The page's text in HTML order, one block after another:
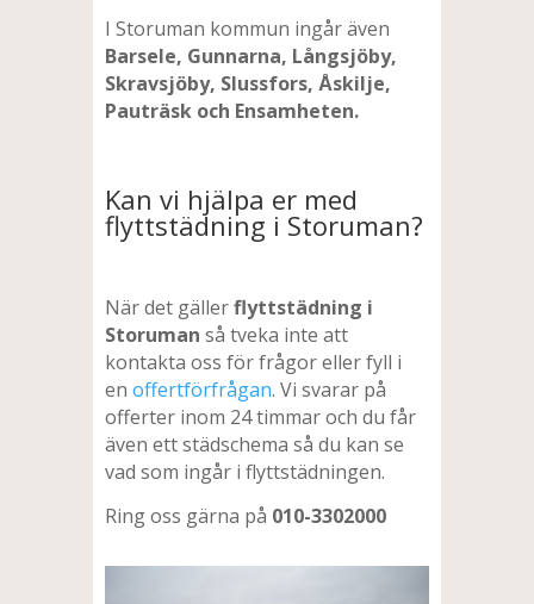
I Storuman kommun ingår även
Barsele, Gunnarna, Långsjöby,
Skravsjöby, Slussfors, Åskilje,
Pauträsk och Ensamheten.
Kan vi hjälpa er med
flyttstädning i Storuman?
När det gällerflyttstädning i
Storuman så tveka inte att
kontakta oss för frågor eller fyll i
enoffertförfrågan. Vi svarar på
offerter inom 24 timmar och du får
även ett städschema så du kan se
vad som ingår i flyttstädningen.
Ring oss gärna på 010-3302000